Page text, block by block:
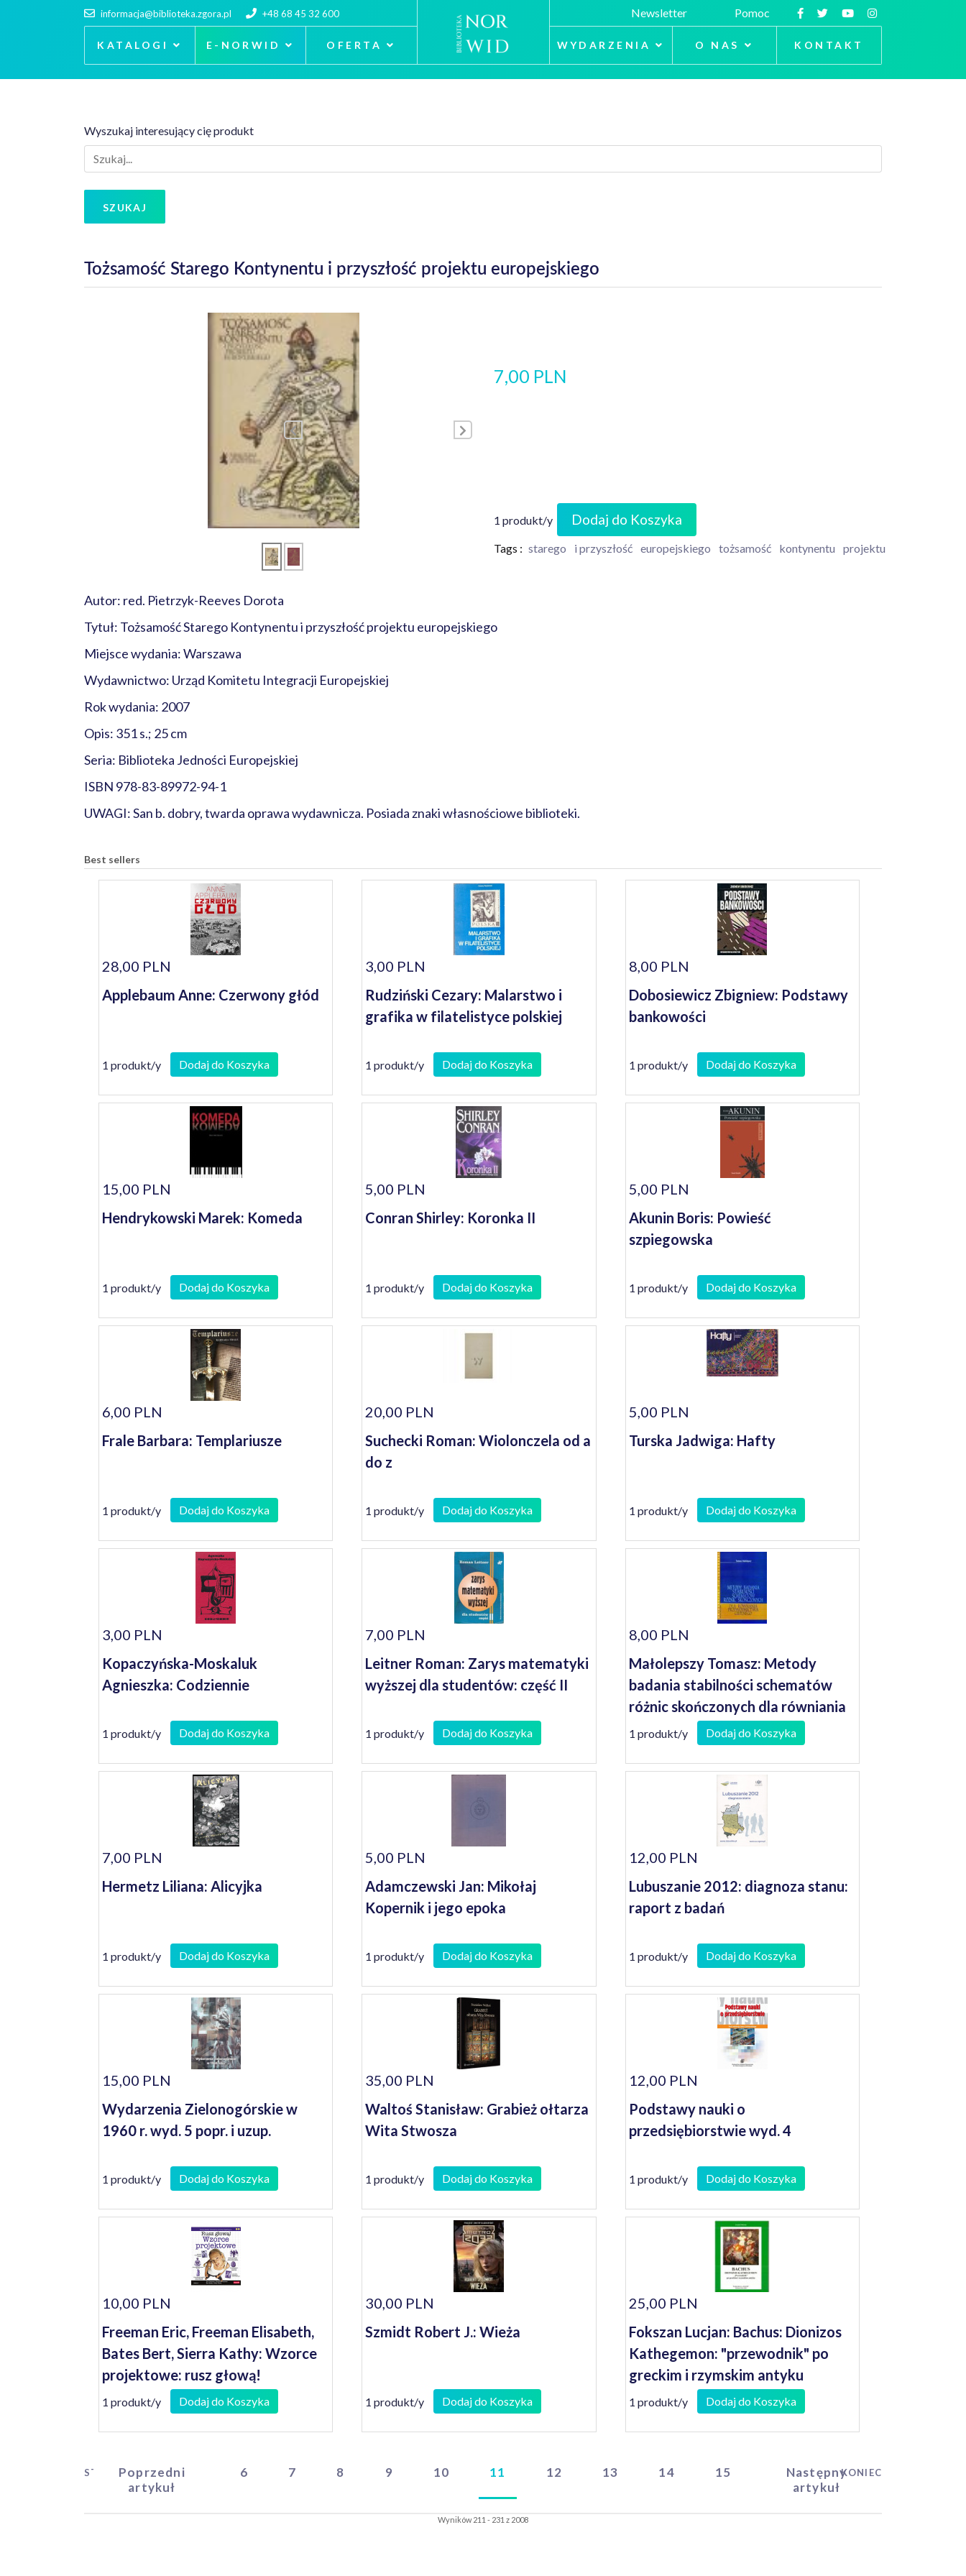
informacja@biblioteka.zgora.pl +48 68 45 32 600
KATALOGI E-NORWID OFERTA
Newsletter Pomoc
WYDARZENIA O NAS KONTAKT
Wyszukaj interesujący cię produkt
SZUKAJ
Tożsamość Starego Kontynentu i przyszłość projektu europejskiego
7,00 PLN
1 produkt/y Dodaj do Koszyka
Tags : starego i przyszłość europejskiego tożsamość kontynentu projektu
Autor: red. Pietrzyk-Reeves Dorota
Tytuł: Tożsamość Starego Kontynentu i przyszłość projektu europejskiego
Miejsce wydania: Warszawa
Wydawnictwo: Urząd Komitetu Integracji Europejskiej
Rok wydania: 2007
Opis: 351 s.; 25 cm
Seria: Biblioteka Jedności Europejskiej
ISBN 978-83-89972-94-1
UWAGI: San b. dobry, twarda oprawa wydawnicza. Posiada znaki własnościowe biblioteki.
Best sellers
28,00 PLN
Applebaum Anne: Czerwony głód
1 produkt/y Dodaj do Koszyka
3,00 PLN
Rudziński Cezary: Malarstwo i
grafika w filatelistyce polskiej
1 produkt/y Dodaj do Koszyka
8,00 PLN
Dobosiewicz Zbigniew: Podstawy
bankowości
1 produkt/y Dodaj do Koszyka
15,00 PLN
Hendrykowski Marek: Komeda
1 produkt/y Dodaj do Koszyka
5,00 PLN
Conran Shirley: Koronka II
1 produkt/y Dodaj do Koszyka
5,00 PLN
Akunin Boris: Powieść
szpiegowska
1 produkt/y Dodaj do Koszyka
6,00 PLN
Frale Barbara: Templariusze
1 produkt/y Dodaj do Koszyka
20,00 PLN
Suchecki Roman: Wiolonczela od a
do z
1 produkt/y Dodaj do Koszyka
5,00 PLN
Turska Jadwiga: Hafty
1 produkt/y Dodaj do Koszyka
3,00 PLN
Kopaczyńska-Moskaluk
Agnieszka: Codziennie
1 produkt/y Dodaj do Koszyka
7,00 PLN
Leitner Roman: Zarys matematyki
wyższej dla studentów: część II
1 produkt/y Dodaj do Koszyka
8,00 PLN
Małolepszy Tomasz: Metody
badania stabilności schematów
różnic skończonych dla równiania
przewodnictwa cieplnego
1 produkt/y Dodaj do Koszyka
7,00 PLN
Hermetz Liliana: Alicyjka
1 produkt/y Dodaj do Koszyka
5,00 PLN
Adamczewski Jan: Mikołaj
Kopernik i jego epoka
1 produkt/y Dodaj do Koszyka
12,00 PLN
Lubuszanie 2012: diagnoza stanu:
raport z badań
1 produkt/y Dodaj do Koszyka
15,00 PLN
Wydarzenia Zielonogórskie w
1960 r. wyd. 5 popr. i uzup.
1 produkt/y Dodaj do Koszyka
35,00 PLN
Waltoś Stanisław: Grabież ołtarza
Wita Stwosza
1 produkt/y Dodaj do Koszyka
12,00 PLN
Podstawy nauki o
przedsiębiorstwie wyd. 4
1 produkt/y Dodaj do Koszyka
10,00 PLN
Freeman Eric, Freeman Elisabeth,
Bates Bert, Sierra Kathy: Wzorce
projektowe: rusz głową!
1 produkt/y Dodaj do Koszyka
30,00 PLN
Szmidt Robert J.: Wieża
1 produkt/y Dodaj do Koszyka
25,00 PLN
Fokszan Lucjan: Bachus: Dionizos
Kathegemon: "przewodnik" po
greckim i rzymskim antyku
1 produkt/y Dodaj do Koszyka
START Poprzedni
artykuł
6 7 8 9 10 11 12 13 14 15
Następny
artykuł
KONIEC
Wyników 211 - 231 z 2008